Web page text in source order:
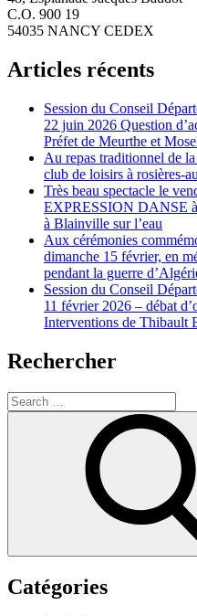
C.O. 900 19
54035 NANCY CEDEX
Articles récents
Session du Conseil
22 juin 2026 Question
Préfet de Meurthe et
Au repas traditionnel de
club de loisirs à rosières-
Très beau spectacle le
EXPRESSION DANSE à
à Blainville sur l’eau
Aux cérémonies
dimanche 15 février, en
pendant la guerre
Session du Conseil
11 février 2026 – débat
Interventions de Thibault
Rechercher
Search
for:
Catégories